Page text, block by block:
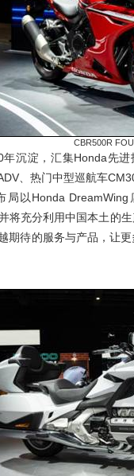
CBR500R
沉淀，汇集Honda先
、热门中型巡航车
局以Honda
将充分利用中国本土的
期待的服务与产品，让